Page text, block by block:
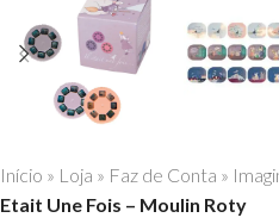
Início » Loja » Faz de Conta »
Etait Une Fois – Moulin Roty